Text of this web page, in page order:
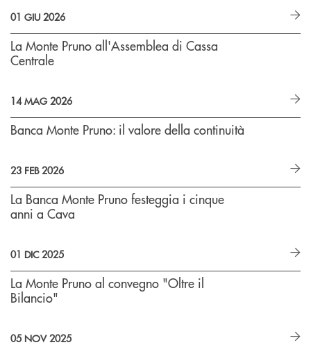
01 GIU 2026
La Monte Pruno all'Assemblea di Cassa
Centrale
14 MAG 2026
Banca Monte Pruno: il valore della continuità
23 FEB 2026
La Banca Monte Pruno festeggia i cinque
anni a Cava
01 DIC 2025
La Monte Pruno al convegno "Oltre il
Bilancio"
05 NOV 2025